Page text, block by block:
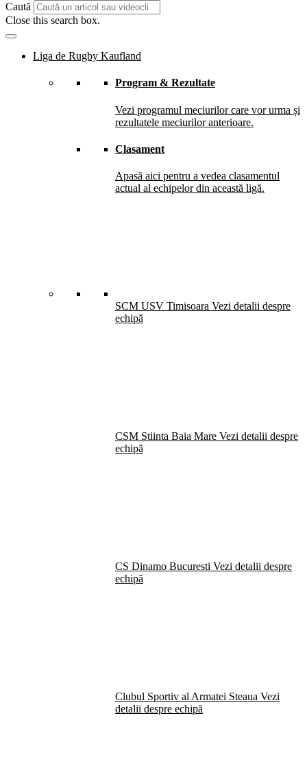
Caută
Close this search box.
Liga de Rugby Kaufland
Program & Rezultate
Vezi programul meciurilor care vor urma și
rezultatele meciurilor anterioare.
Clasament
Apasă aici pentru a vedea clasamentul
actual al echipelor din această ligă.
SCM USV Timisoara Vezi detalii despre
echipă
CSM Stiinta Baia Mare Vezi detalii despre
echipă
CS Dinamo Bucuresti Vezi detalii despre
echipă
Clubul Sportiv al Armatei Steaua Vezi
detalii despre echipă